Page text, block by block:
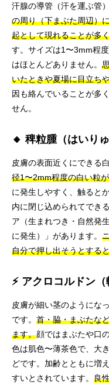
汗腺の導管（汗を運ぶ管
の周り（下まぶた周辺）
起として現れることが多
す。サイズは1〜3mm程
はほとんどありません。
いたときや夏場に目立ち
因も絡んでいることが多
せん。
🔸 稗粒腫（はいり
皮膚の表面近くにできる
径1〜2mm程度の白い粒
に発生しやすく、触ると
内に閉じ込められてでき
ア（生まれつき・自然発
に発生）」があります。
自分で押し出そうとする
⚡ アクロコルドン（
皮膚が細い茎のようにな
です。 首・脇・まぶたな
ます。顔ではまぶたや口
色は肌色〜薄茶色で、大
どです。加齢とともに増
すいとされています。 良